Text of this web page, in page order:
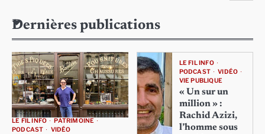
Dernières publications
LE FIL INFO
PATRIMOINE
PODCAST
VIDÉO
LE FIL INFO
PODCAST
VIDÉO
VIE PUBLIQUE
« Un sur un
million » :
Rachid Azizi,
l’homme sous